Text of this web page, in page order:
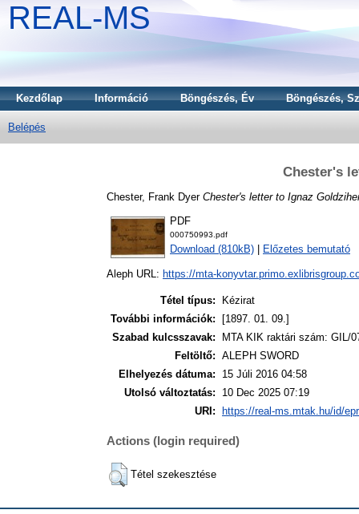
REAL-MS
Kezdőlap Információ Böngészés, Év Böngészés,
Belépés
Chester's
Chester, Frank Dyer Chester's letter to Ignaz
PDF
000750993.pdf
Download (810kB) Előzetes bemutató
Aleph URL: https://mta-
Tétel típus:
Kézirat
További információk:
[1897. 01. 09.]
Szabad kulcsszavak:
MTA KIK raktári szám: GIL/
Feltöltő: ALEPH SWORD
Elhelyezés dátuma:
15 Júli 2016 04:58
Utolsó változtatás:
10 Dec 2025 07:19
URI:
https://real-ms.mtak.hu/id/
Actions (login required)
Tétel szekesztése